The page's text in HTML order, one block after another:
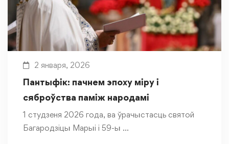
2 января, 2026
Пантыфік: пачнем эпоху міру і
сяброўства паміж народамі
1 студзеня 2026 года, ва ўрачыстасць святой
Багародзіцы Марыі і 59-ы …